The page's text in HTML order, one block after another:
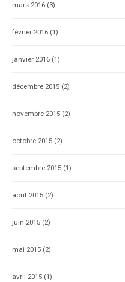
mars 2016 (3)
février 2016 (1)
janvier 2016 (1)
décembre 2015 (2)
novembre 2015 (2)
octobre 2015 (2)
septembre 2015 (1)
août 2015 (2)
juin 2015 (2)
mai 2015 (2)
avril 2015 (1)